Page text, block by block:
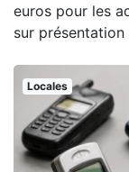
euros pour les
sur présentation
Locales